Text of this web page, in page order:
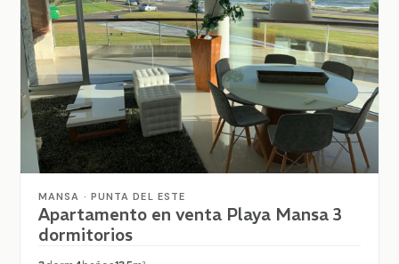
MANSA · PUNTA DEL ESTE
Apartamento en venta Playa Mansa 3
dormitorios